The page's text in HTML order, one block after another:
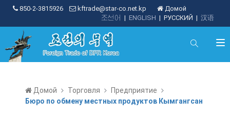
850-2-3815926 kftrade@star-co.net.kp
Домой
| 汉语
| РУССКИЙ
| ENGLISH
조선어
Домой Торговля
Предприятие
Бюро по обмену местных продуктов Кымгангсан